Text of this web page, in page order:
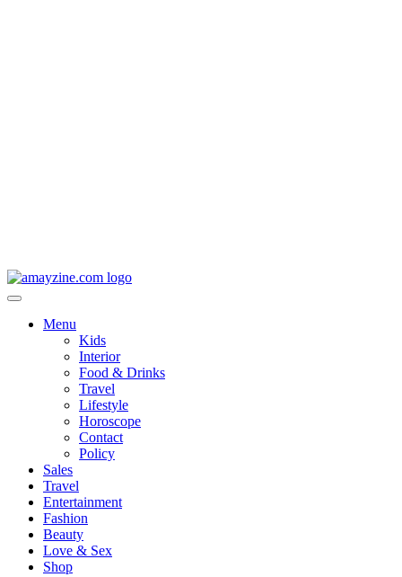
Menu
Kids
Interior
Food & Drinks
Travel
Lifestyle
Horoscope
Contact
Policy
Sales
Travel
Entertainment
Fashion
Beauty
Love & Sex
Shop